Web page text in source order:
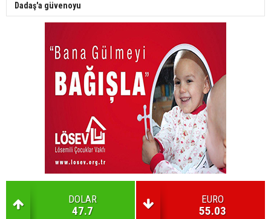
Dadaş'a güvenoyu
DOLAR
47.7
EURO
55.03